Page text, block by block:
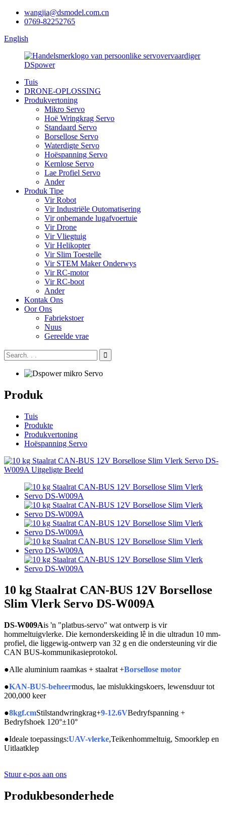
wangjia@dsmodel.com.cn
0769-82252765
English
Tuis
DRONE-OPLOSSING
Produkvertoning
Mikro Servo
Hoë Wringkrag Servo
Standaard Servo
Borsellose Servo
Waterdigte Servo
Hoëspanning Servo
Kernlose Servo
Lae Profiel Servo
Ander
Produk Tipe
Vir Robot
Vir Industriële Outomatisering
Vir onbemande lugafvoertuie
Vir Drone
Vir Vliegtuig
Vir Helikopter
Vir Slim Toestelle
Vir STEM Maker Onderwys
Vir RC-motor
Vir RC-boot
Ander
Kontak Ons
Oor Ons
Fabriekstoer
Nuus
Gereelde vrae
Produk
Tuis
Produkte
Produkvertoning
Hoëspanning Servo
10 kg Staalrat CAN-BUS 12V Borsellose
Slim Vlerk Servo DS-W009A
DS-W009Ais 'n "platbus-servo" wat ontwerp is vir
hommeltuigvlerke. Die kernonderskeiding lê in die ultradun 10 mm-
profiel, die liggewig-ontwerp van 32 g en die ondersteuning vir die
CAN BUS-kommunikasieprotokol.
●Alle aluminium raamkas + staalrat +Borsellose motor
●KAN-BUS-beheermodus, lae mislukkingskoers, lewensduur tot
200,000 keer
●8kgf.cmStilstandwringkrag+9-12.6VBedryfspanning +
Bedryfshoek 120°±10°
●Ideale toepassings:UAV-vlerke,Teikenhommeltuig, Smoorklep en
Uitlaatklep
Stuur e-pos aan ons
Produkbesonderhede